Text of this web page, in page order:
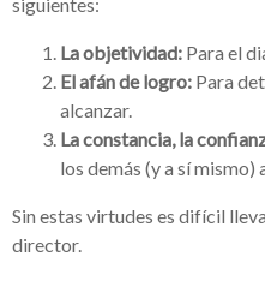
siguientes:
Laobjetividad: Para el
Elafán de logro: Para
alcanzar.
Laconstancia, la
los demás (y a sí
Sin estas virtudes es difícil
director.